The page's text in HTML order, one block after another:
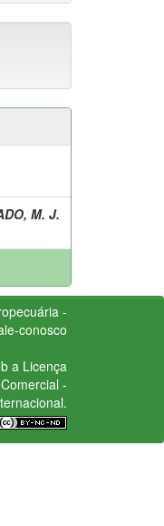
M. J.
-
conosco
a Licença
-